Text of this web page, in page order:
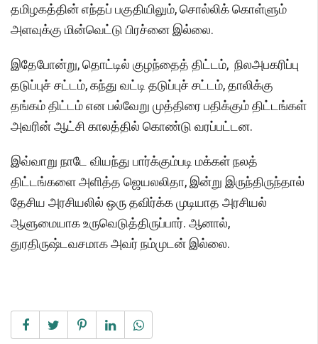
தமிழகத்தின் எந்தப் பகுதியிலும், சொல்லிக் கொள்ளும்
அளவுக்கு மின்வெட்டு பிரச்னை இல்லை.
இதேபோன்று, தொட்டில் குழந்தைத் திட்டம், நிலஅபகரிப்பு
தடுப்புச் சட்டம், கந்து வட்டி தடுப்புச் சட்டம், தாலிக்கு
தங்கம் திட்டம் என பல்வேறு முத்திரை பதிக்கும் திட்டங்கள்
அவரின் ஆட்சி காலத்தில் கொண்டு வரப்பட்டன.
இவ்வாறு நாடே வியந்து பார்க்கும்படி மக்கள் நலத்
திட்டங்களை அளித்த ஜெயலலிதா, இன்று இருந்திருந்தால்
தேசிய அரசியலில் ஒரு தவிர்க்க முடியாத அரசியல்
ஆளுமையாக உருவெடுத்திருப்பார். ஆனால்,
துரதிருஷ்டவசமாக அவர் நம்முடன் இல்லை.